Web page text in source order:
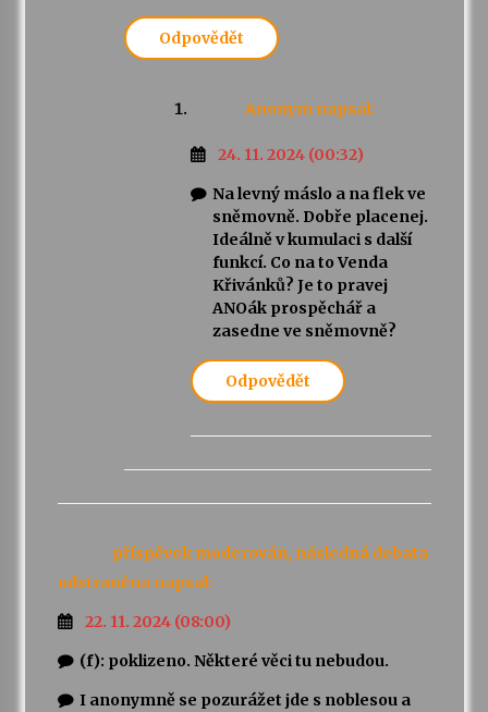
Odpovědět
Anonym napsal:
24. 11. 2024 (00:32)
Na levný máslo a na flek ve
sněmovně. Dobře placenej.
Ideálně v kumulaci s další
funkcí. Co na to Venda
Křivánků? Je to pravej
ANOák prospěchář a
zasedne ve sněmovně?
Odpovědět
příspěvek moderován, následná debata
odstraněna napsal:
22. 11. 2024 (08:00)
(f): poklizeno. Některé věci tu nebudou.
I anonymně se pozurážet jde s noblesou a